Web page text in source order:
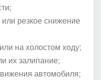
резкое снижение
на холостом ходу;
их залипание;
автомобиля;